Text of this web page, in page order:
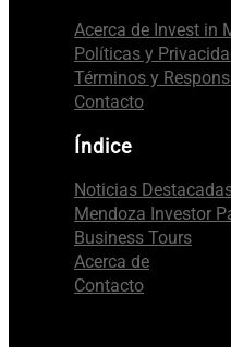
Acerca de Invest in
Políticas y
Términos y
Contacto
Índice
Noticias
Mendoza Investor
Business Tours
Acerca de
Contacto